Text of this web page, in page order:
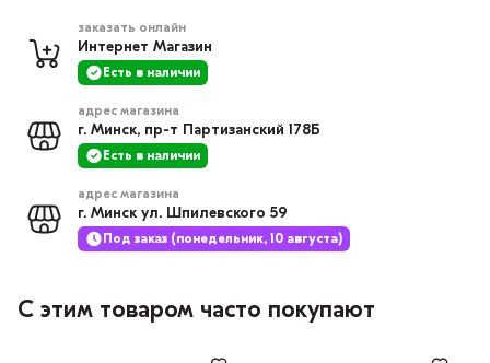
заказать онлайн
Интернет Магазин
Есть в наличии
адрес магазина
г. Минск, пр-т Партизанский 178Б
Есть в наличии
адрес магазина
г. Минск ул. Шпилевского 59
Под заказ (понедельник, 10 августа)
С этим товаром часто покупают